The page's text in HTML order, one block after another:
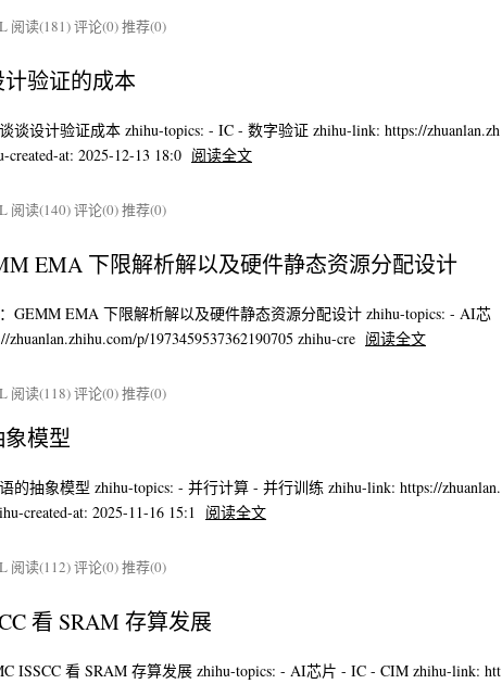
阅读(181)评论(0)推荐(0)
验证的成本
设计验证成本 zhihu-topics: - IC - 数字验证 zhihu-link: https://zhuanlan.zh
created-at: 2025-12-13 18:0 阅读全文
阅读(140)评论(0)推荐(0)
EMA 下限解析解以及硬件静态资源分配设计
GEMM EMA 下限解析解以及硬件静态资源分配设计 zhihu-topics: - AI芯
p/1973459537362190705 zhihu-cre 阅读全文
阅读(118)评论(0)推荐(0)
模型
抽象模型 zhihu-topics: - 并行计算 - 并行训练 zhihu-link: https://zhuanlan.
created-at: 2025-11-16 15:1 阅读全文
阅读(112)评论(0)推荐(0)
看 SRAM 存算发展
ISSCC 看 SRAM 存算发展 zhihu-topics: - AI芯片 - IC - CIM zhihu-link: htt